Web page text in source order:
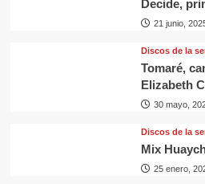
Decide,
21 junio,
Discos de la
Tomaré,
Elizabeth
30 mayo,
Discos de la
Mix
25 enero,